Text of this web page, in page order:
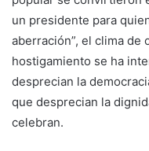
un presidente para
aberración”, el clima de
hostigamiento se ha
desprecian la
que desprecian la
celebran.